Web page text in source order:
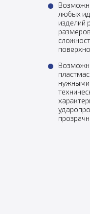
любых
изделий
нужными